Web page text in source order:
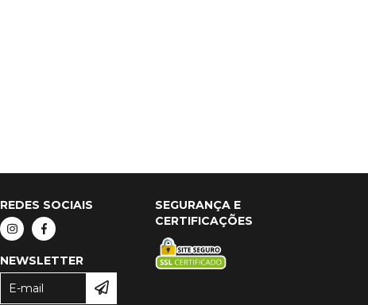
REDES SOCIAIS
NEWSLETTER
SEGURANÇA E
CERTIFICAÇÕES